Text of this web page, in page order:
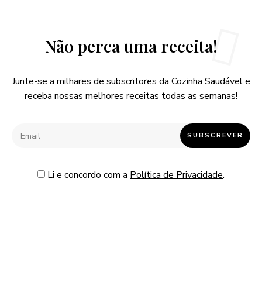
Não perca uma receita!
Junte-se a milhares de subscritores da Cozinha Saudável e
receba nossas melhores receitas todas as semanas!
Li e concordo com a Política de Privacidade.